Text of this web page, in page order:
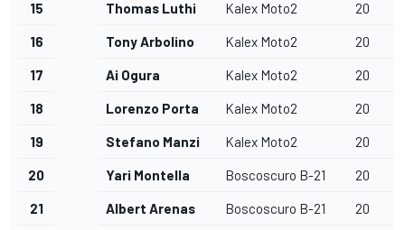
15 Thomas Luthi Kalex Moto2 20
16 Tony Arbolino Kalex Moto2 20
17 Ai Ogura Kalex Moto2 20
18 Lorenzo Porta Kalex Moto2 20
19 Stefano Manzi Kalex Moto2 20
20 Yari Montella Boscoscuro B-21 20
21 Albert Arenas Boscoscuro B-21 20